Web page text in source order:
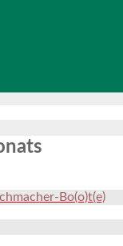
Bo(o)t(e)